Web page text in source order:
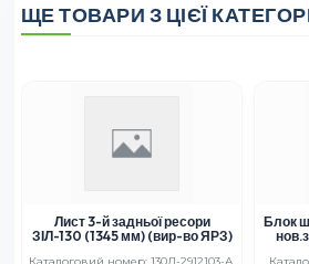
ЩЕ ТОВАРИ З ЦІЄЇ
Лист 3-й задньої ресори
ЗІЛ-130 (1345 мм) (вир-во ЯРЗ)
Каталоговий номер: 130Д-2912103-А,
Блок